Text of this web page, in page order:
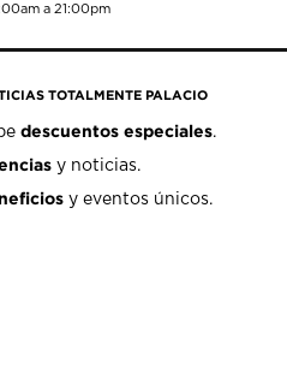
a 21:00pm
TOTALMENTE PALACIO
descuentos especiales.
y noticias.
y eventos únicos.